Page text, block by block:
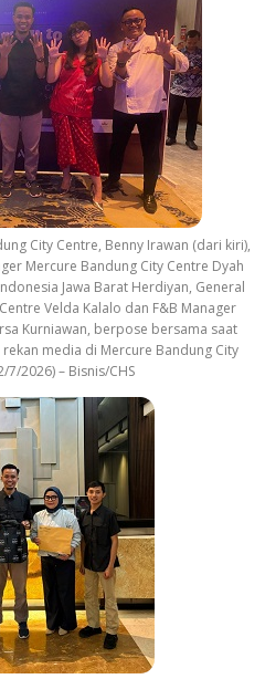
City Centre, Benny Irawan (dari kiri),
Mercure Bandung City Centre Dyah
Jawa Barat Herdiyan, General
Velda Kalalo dan F&B Manager
Kurniawan, berpose bersama saat
media di Mercure Bandung City
7/2026) – Bisnis/CHS